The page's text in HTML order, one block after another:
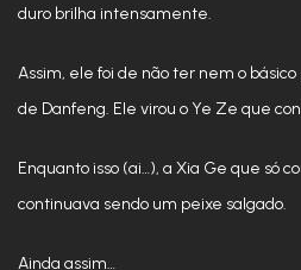
duro brilha intensamente.
Assim, ele foi de não ter nem o
de Danfeng. Ele virou o Ye Ze que
Enquanto isso (ai…), a Xia Ge que só
continuava sendo um peixe salgado.
Ainda assim…